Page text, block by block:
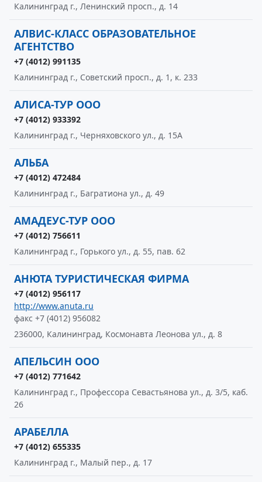
Калининград г., Ленинский просп., д. 14
АЛВИС-КЛАСС ОБРАЗОВАТЕЛЬНОЕ
АГЕНТСТВО
+7 (4012) 991135
Калининград г., Советский просп., д. 1, к. 233
АЛИСА-ТУР ООО
+7 (4012) 933392
Калининград г., Черняховского ул., д. 15А
АЛЬБА
+7 (4012) 472484
Калининград г., Багратиона ул., д. 49
АМАДЕУС-ТУР ООО
+7 (4012) 756611
Калининград г., Горького ул., д. 55, пав. 62
АНЮТА ТУРИСТИЧЕСКАЯ ФИРМА
+7 (4012) 956117
http://www.anuta.ru
факс +7 (4012) 956082
236000, Калининград, Космонавта Леонова ул., д. 8
АПЕЛЬСИН ООО
+7 (4012) 771642
Калининград г., Профессора Севастьянова ул., д. 3/5, каб.
26
АРАБЕЛЛА
+7 (4012) 655335
Калининград г., Малый пер., д. 17